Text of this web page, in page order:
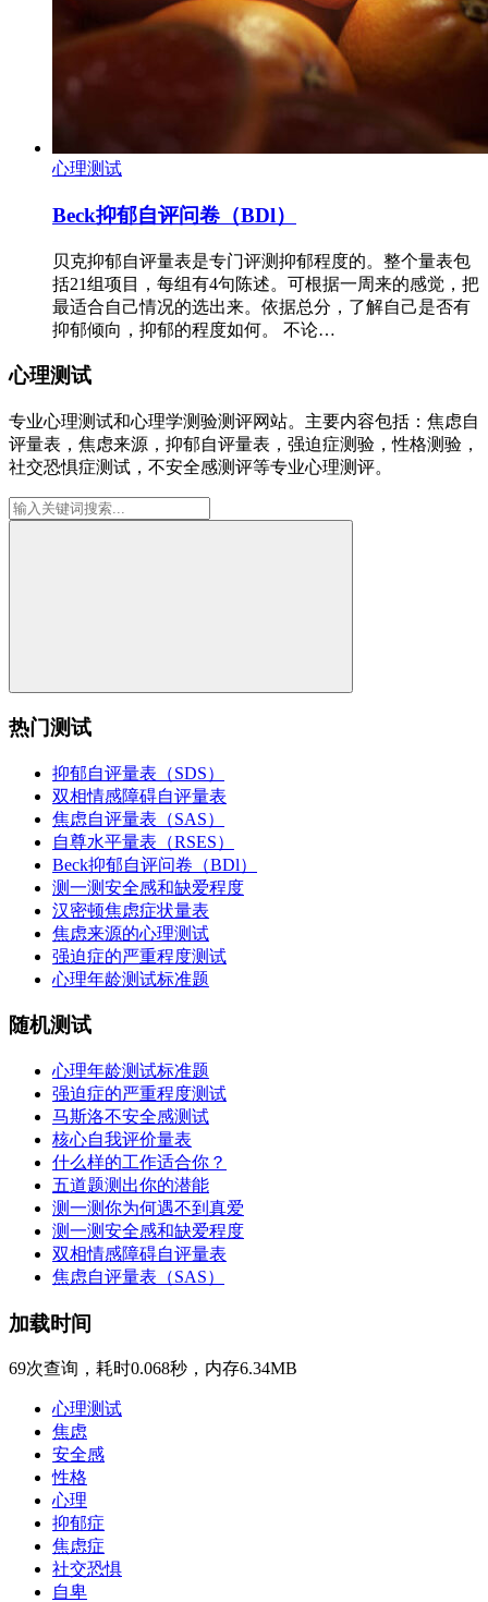
心理测试
Beck抑郁自评问卷（BDl）
贝克抑郁自评量表是专门评测抑郁程度的。整个量表包
括21组项目，每组有4句陈述。可根据一周来的感觉，把
最适合自己情况的选出来。依据总分，了解自己是否有
抑郁倾向，抑郁的程度如何。 不论…
心理测试
专业心理测试和心理学测验测评网站。主要内容包括：焦虑自
评量表，焦虑来源，抑郁自评量表，强迫症测验，性格测验，
社交恐惧症测试，不安全感测评等专业心理测评。
热门测试
抑郁自评量表（SDS）
双相情感障碍自评量表
焦虑自评量表（SAS）
自尊水平量表（RSES）
Beck抑郁自评问卷（BDl）
测一测安全感和缺爱程度
汉密顿焦虑症状量表
焦虑来源的心理测试
强迫症的严重程度测试
心理年龄测试标准题
随机测试
心理年龄测试标准题
强迫症的严重程度测试
马斯洛不安全感测试
核心自我评价量表
什么样的工作适合你？
五道题测出你的潜能
测一测你为何遇不到真爱
测一测安全感和缺爱程度
双相情感障碍自评量表
焦虑自评量表（SAS）
加载时间
69次查询，耗时0.068秒，内存6.34MB
心理测试
焦虑
安全感
性格
心理
抑郁症
焦虑症
社交恐惧
自卑